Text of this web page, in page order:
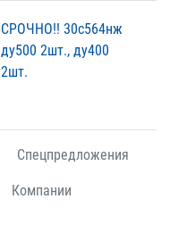
СРОЧНО!! 30с564нж
ду500 2шт., ду400
2шт.
Спецпредложения
Компании